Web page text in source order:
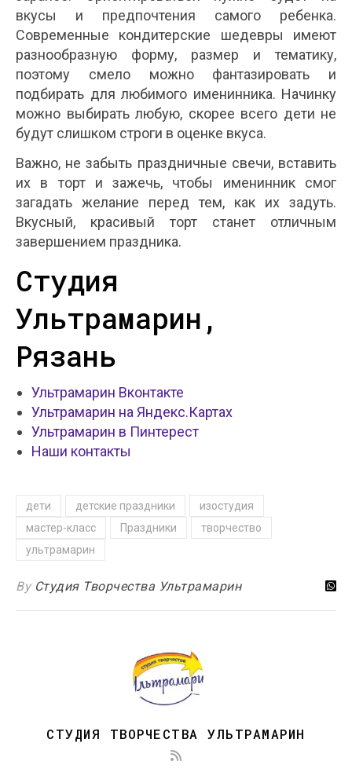
вкусы и предпочтения самого ребенка.
Современные кондитерские шедевры имеют
разнообразную форму, размер и тематику,
поэтому смело можно фантазировать и
подбирать для любимого именинника. Начинку
можно выбирать любую, скорее всего дети не
будут слишком строги в оценке вкуса.
Важно, не забыть праздничные свечи, вставить
их в торт и зажечь, чтобы именинник смог
загадать желание перед тем, как их задуть.
Вкусный, красивый торт станет отличным
завершением праздника.
Студия
Ультрамарин,
Рязань
Ультрамарин Вконтакте
Ультрамарин на Яндекс.Картах
Ультрамарин в Пинтерест
Наши контакты
дети детские праздники
изостудия
мастер-класс
Праздники
творчество
ультрамарин
By Студия Творчества Ультрамарин
СТУДИЯ ТВОРЧЕСТВА УЛЬТРАМАРИН